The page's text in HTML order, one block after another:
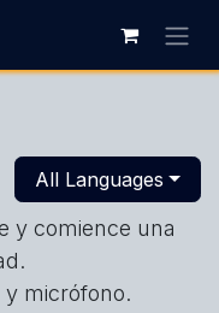
All Languages
y comience una
micrófono.